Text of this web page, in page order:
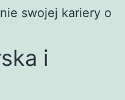
swojej kariery o
i